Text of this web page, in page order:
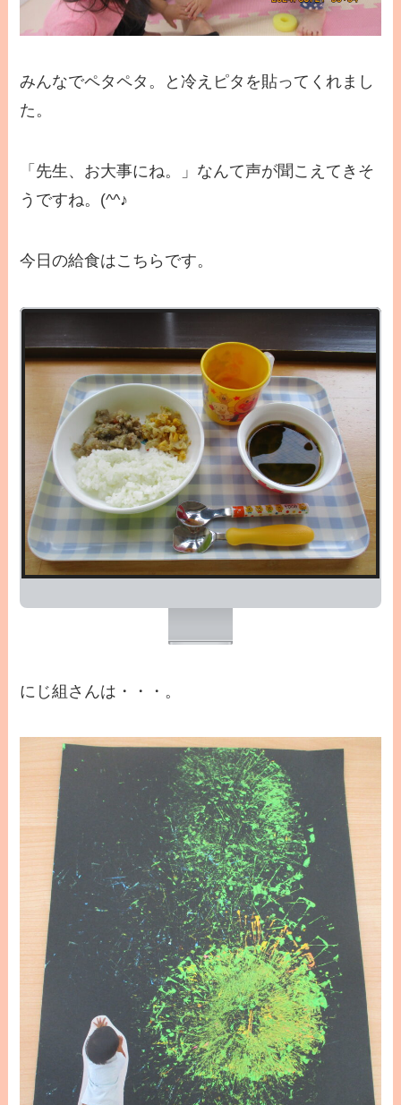
みんなでペタペタ。と冷えピタを貼ってくれまし
た。
「先生、お大事にね。」なんて声が聞こえてきそ
うですね。(^^♪
今日の給食はこちらです。
にじ組さんは・・・。